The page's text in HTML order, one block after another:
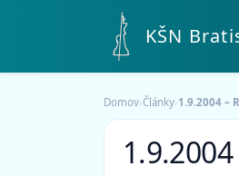
KŠN
Domov›Články›1.9.2004 –